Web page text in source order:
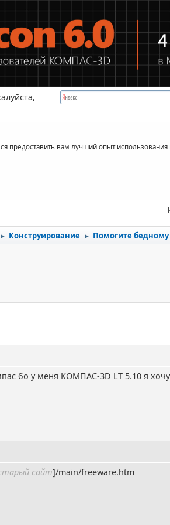
предоставить вам лучший опыт использования
► Конструирование ► Помогите
бо у меня КОМПАС-3D LT 5.10 я
сайт]/main/freeware.htm